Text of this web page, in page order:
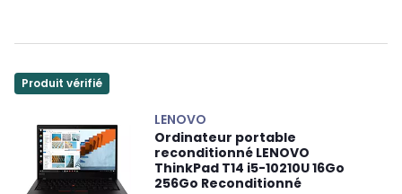
Produit vérifié
LENOVO
Ordinateur portable
reconditionné LENOVO
ThinkPad T14 i5-10210U 16Go
256Go Reconditionné